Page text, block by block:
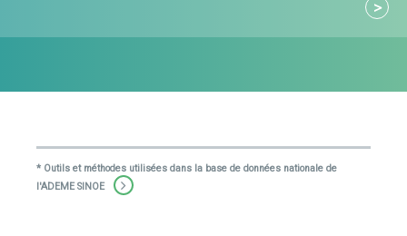
* Outils et méthodes utilisées dans la base de données nationale de
l'ADEME SINOE